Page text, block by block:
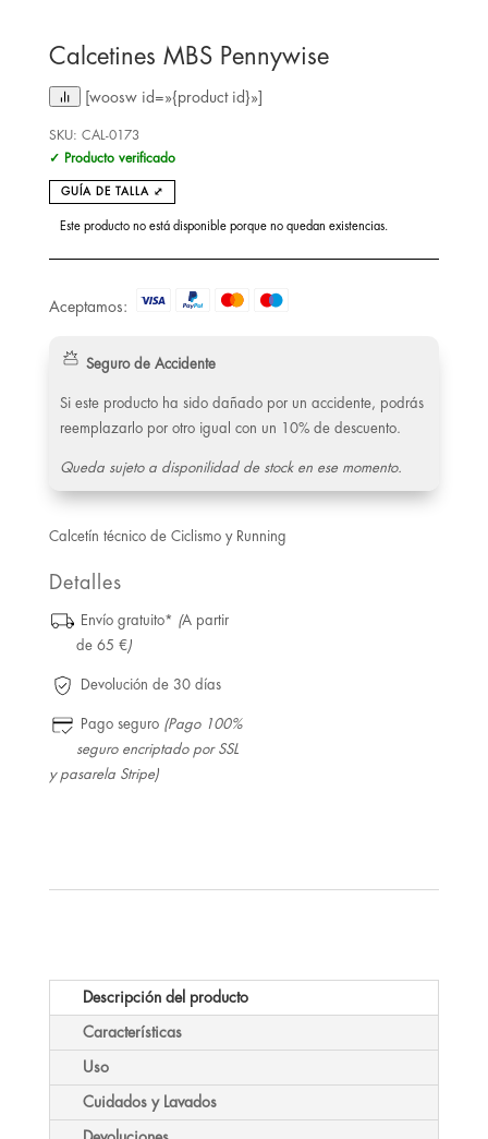
Calcetines MBS Pennywise
[woosw id=»{product id}»]
SKU: CAL-0173
✓ Producto verificado
GUÍA DE TALLA ⤢
Este producto no está disponible porque no quedan existencias.
Aceptamos:
Seguro de Accidente
Si este producto ha sido dañado por un accidente, podrás
reemplazarlo por otro igual con un 10% de descuento.
Queda sujeto a disponilidad de stock en ese momento.
Calcetín técnico de Ciclismo y Running
Detalles
Envío gratuito* (A partir
de 65 €)
Devolución de 30 días
Pago seguro (Pago 100%
seguro encriptado por SSL
y pasarela Stripe)
Descripción del producto
Características
Uso
Cuidados y Lavados